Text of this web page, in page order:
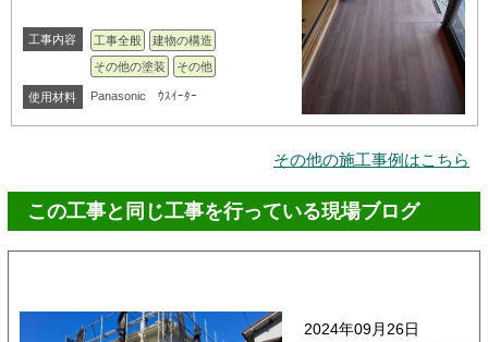
工事内容 工事全般
建物の構造
その他の塗装
その他
使用材料 Panasonic ｳｽｲｰﾀｰ
その他の施工事例はこちら
この工事と同じ工事を行っている現場ブログ
2024年09月26日